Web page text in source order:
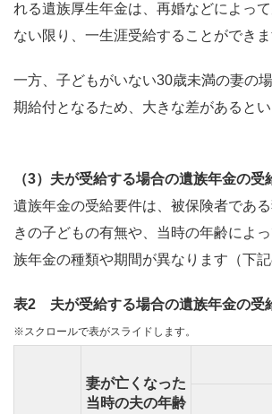
れる遺族厚生年金は、再婚などによっ
ない限り、一生涯受給することができま
一方、子どもがいない30歳未満の妻の
期給付となるため、大きな差があるとい
（3）夫が受給する場合の遺族年金の受
遺族年金の受給要件は、被保険者であ
きの子どもの有無や、当時の年齢によ
族年金の種類や期間が異なります（下記
表2 夫が受給する場合の遺族年金の受
※スクロールで表がスライドします。
妻が亡くなった
当時の夫の年齢